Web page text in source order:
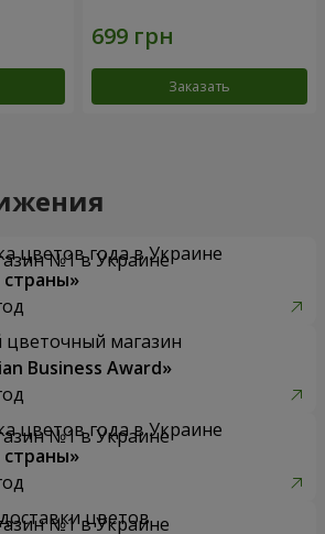
Заказать
цветов года в Украине
магазин
Business Award»
цветов года в Украине
цветов